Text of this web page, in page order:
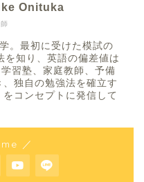
Onituka
。最初に受けた模試の
を知り、英語の偏差値は
習塾、家庭教師、予備
独自の勉強法を確立す
コンセプトに発信して
／